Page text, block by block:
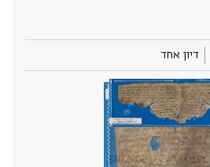
דיון אחד
2016
PGPID
3177